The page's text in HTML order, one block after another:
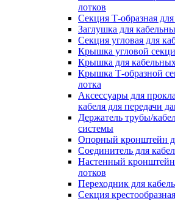
лотков
Секция Т-образная
Заглушка для
Секция угловая для
Крышка угловой
Крышка для
Крышка Т-образной
лотка
Аксессуары для
кабеля для передачи
Держатель трубы/
системы
Опорный кронштейн
Соединитель для
Настенный
лотков
Переходник для
Секция